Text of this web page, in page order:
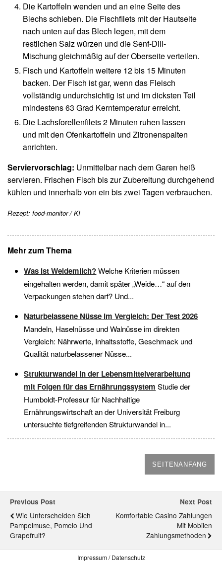
Die Kartoffeln wenden und an eine Seite des
Blechs schieben. Die Fischfilets mit der Hautseite
nach unten auf das Blech legen, mit dem
restlichen Salz würzen und die Senf-Dill-
Mischung gleichmäßig auf der Oberseite verteilen.
Fisch und Kartoffeln weitere 12 bis 15 Minuten
backen. Der Fisch ist gar, wenn das Fleisch
vollständig undurchsichtig ist und im dicksten Teil
mindestens 63 Grad Kerntemperatur erreicht.
Die Lachsforellenfilets 2 Minuten ruhen lassen
und mit den Ofenkartoffeln und Zitronenspalten
anrichten.
Serviervorschlag: Unmittelbar nach dem Garen heiß
servieren. Frischen Fisch bis zur Zubereitung durchgehend
kühlen und innerhalb von ein bis zwei Tagen verbrauchen.
Rezept: food-monitor / KI
Mehr zum Thema
Was ist Weidemilch?Welche Kriterien müssen
eingehalten werden, damit später „Weide…“ auf den
Verpackungen stehen darf? Und...
Naturbelassene Nüsse im Vergleich: Der Test 2026
Mandeln, Haselnüsse und Walnüsse im direkten
Vergleich: Nährwerte, Inhaltsstoffe, Geschmack und
Qualität naturbelassener Nüsse...
Strukturwandel in der Lebensmittelverarbeitung
mit Folgen für das Ernährungssystem Studie der
Humboldt-Professur für Nachhaltige
Ernährungswirtschaft an der Universität Freiburg
untersuchte tiefgreifenden Strukturwandel in...
SEITENANFANG
Previous Post
Wie Unterscheiden Sich
Pampelmuse, Pomelo Und
Grapefruit?
Next Post
Komfortable Casino Zahlungen
Mit Mobilen
Zahlungsmethoden
Impressum / Datenschutz